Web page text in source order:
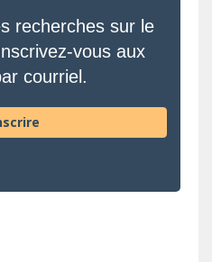
recherches sur le
vous aux
courriel.